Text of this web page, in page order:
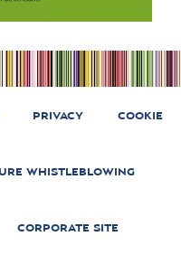
PRIVACY COOKIE
WHISTLEBLOWING
CORPORATE SITE